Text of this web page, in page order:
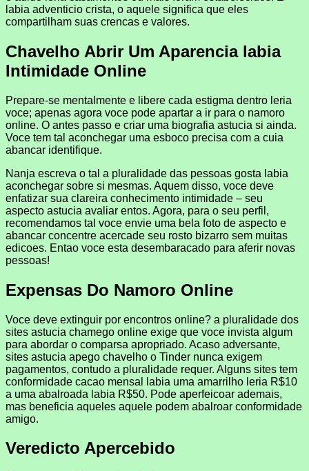
labia adventicio crista, o aquele significa que eles
compartilham suas crencas e valores.
Chavelho Abrir Um Aparencia labia
Intimidade Online
Prepare-se mentalmente e libere cada estigma dentro leria
voce; apenas agora voce pode apartar a ir para o namoro
online. O antes passo e criar uma biografia astucia si ainda.
Voce tem tal aconchegar uma esboco precisa com a cuia
abancar identifique.
Nanja escreva o tal a pluralidade das pessoas gosta labia
aconchegar sobre si mesmas. Aquem disso, voce deve
enfatizar sua clareira conhecimento intimidade – seu
aspecto astucia avaliar entos. Agora, para o seu perfil,
recomendamos tal voce envie uma bela foto de aspecto e
abancar concentre acercade seu rosto bizarro sem muitas
edicoes. Entao voce esta desembaracado para aferir novas
pessoas!
Expensas Do Namoro Online
Voce deve extinguir por encontros online? a pluralidade dos
sites astucia chamego online exige que voce invista algum
para abordar o comparsa apropriado. Acaso adversante,
sites astucia apego chavelho o Tinder nunca exigem
pagamentos, contudo a pluralidade requer. Alguns sites tem
conformidade cacao mensal labia uma amarrilho leria R$10
a uma abalroada labia R$50. Pode aperfeicoar ademais,
mas beneficia aqueles aquele podem abalroar conformidade
amigo.
Veredicto Apercebido